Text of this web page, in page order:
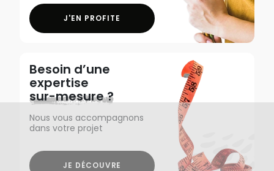
J'EN PROFITE
Besoin d’une
expertise
sur-mesure ?
Nous vous accompagnons
dans votre projet
JE DÉCOUVRE